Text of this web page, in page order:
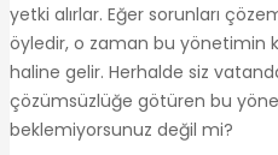
yetki alırlar. Eğer sorunları
öyledir, o zaman bu yönetimin
haline gelir. Herhalde siz
çözümsüzlüğe götüren bu
beklemiyorsunuz değil mi?